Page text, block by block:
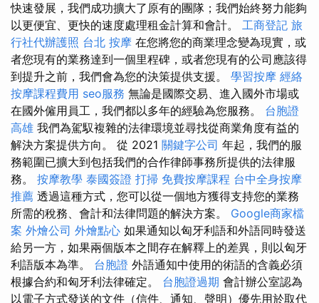
快速發展，我們成功擴大了原有的團隊；我們始終努力能夠
以更便宜、更快的速度處理租金計算和會計。 工商登記 旅
行社代辦護照 台北 按摩 在您將您的商業理念變為現實，或
者您現有的業務達到一個里程碑，或者您現有的公司應該得
到提升之前，我們會為您的決策提供支援。 學習按摩 經絡
按摩課程費用 seo服務 無論是國際交易、進入國外市場或
在國外僱用員工，我們都以多年的經驗為您服務。 台胞證
高雄 我們為駕馭複雜的法律環境並尋找從商業角度有益的
解決方案提供方向。 從 2021 關鍵字公司 年起，我們的服
務範圍已擴大到包括我們的合作律師事務所提供的法律服
務。 按摩教學 泰國簽證 打掃 免費按摩課程 台中全身按摩
推薦 透過這種方式，您可以從一個地方獲得支持您的業務
所需的稅務、會計和法律問題的解決方案。 Google商家檔
案 外燴公司 外燴點心 如果通知以匈牙利語和外語同時發送
給另一方，如果兩個版本之間存在解釋上的差異，則以匈牙
利語版本為準。 台胞證 外語通知中使用的術語的含義必須
根據合約和匈牙利法律確定。 台胞證過期 會計辦公室認為
以電子方式發送的文件（信件、通知、聲明）優先用於取代